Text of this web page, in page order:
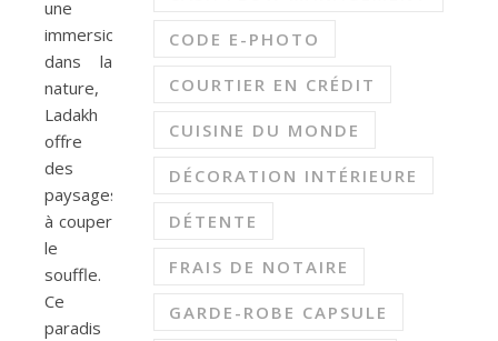
une
immersion
dans la
nature,
Ladakh
offre
des
paysages
à couper
le
souffle.
Ce
paradis
CODE E-PHOTO
COURTIER EN CRÉDIT
CUISINE DU MONDE
DÉCORATION INTÉRIEURE
DÉTENTE
FRAIS DE NOTAIRE
GARDE-ROBE CAPSULE